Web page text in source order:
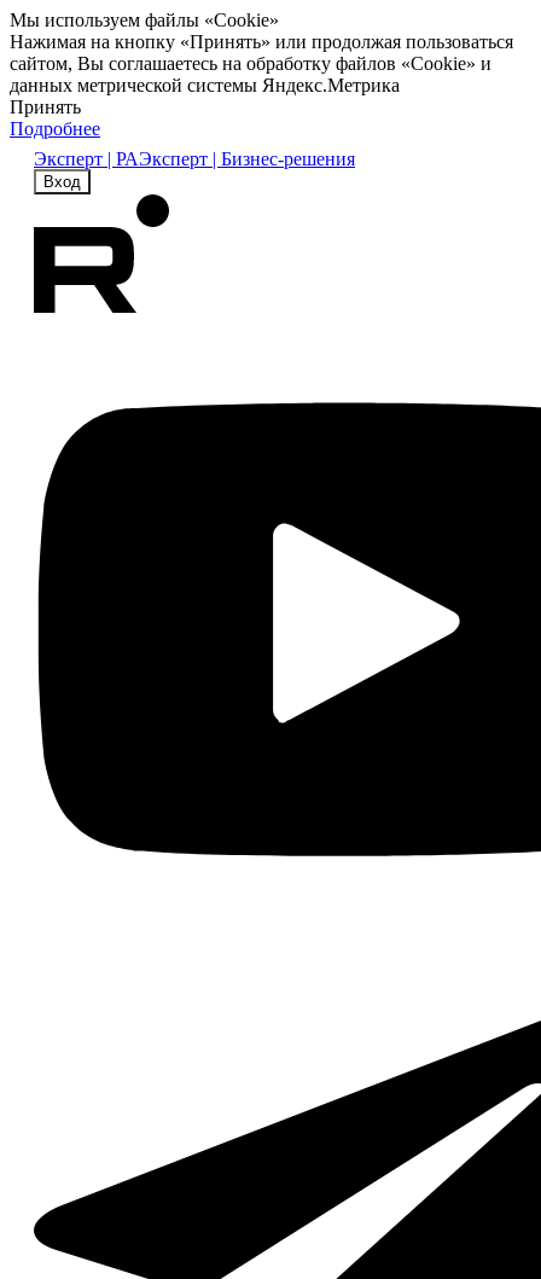
Мы используем файлы «Cookie»
Нажимая на кнопку «Принять» или продолжая пользоваться
сайтом, Вы соглашаетесь на обработку файлов «Cookie» и
данных метрической системы Яндекс.Метрика
Принять
Подробнее
Эксперт | РАЭксперт | Бизнес-решения
Вход